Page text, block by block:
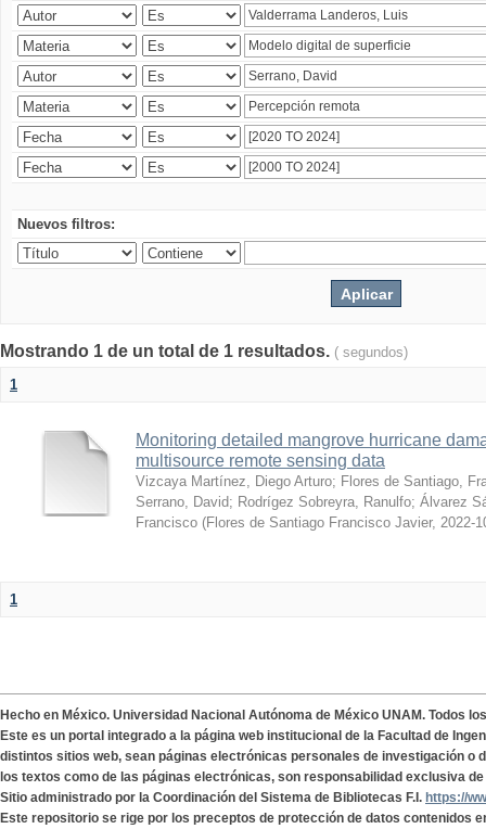
Nuevos filtros:
Mostrando 1 de un total de 1 resultados. ( segundos)
1
Monitoring detailed mangrove hurricane
multisource remote sensing data
Vizcaya Martínez, Diego Arturo; Flores de Santiago,
Serrano, David; Rodrígez Sobreyra, Ranulfo; Álvarez
Francisco (Flores de Santiago Francisco Javier, 2022-
1
Hecho en México. Universidad Nacional Autónoma de México UNAM. Todos
Este es un portal integrado a la página web institucional de la Facultad de
distintos sitios web, sean páginas electrónicas personales de investigación o
los textos como de las páginas electrónicas, son responsabilidad exclusiva
Sitio administrado por la Coordinación del Sistema de Bibliotecas F.I. https://
Este repositorio se rige por los preceptos de protección de datos contenidos